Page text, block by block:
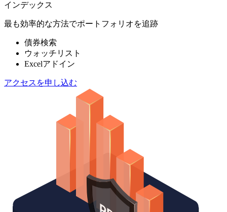
インデックス
最も効率的な方法でポートフォリオを追跡
債券検索
ウォッチリスト
Excelアドイン
アクセスを申し込む